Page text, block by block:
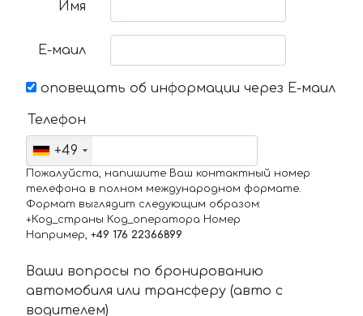
Имя
Е-маил
оповещать об информации через Е-маил
Телефон
+49
Пожалуйста, напишите Ваш контактный номер
телефона в полном международном формате.
Формат выглядит следующим образом:
+Код_страны Код_оператора Номер
Например, +49 176 22366899
Ваши вопросы по бронированию
автомобиля или трансферу (авто с
водителем)